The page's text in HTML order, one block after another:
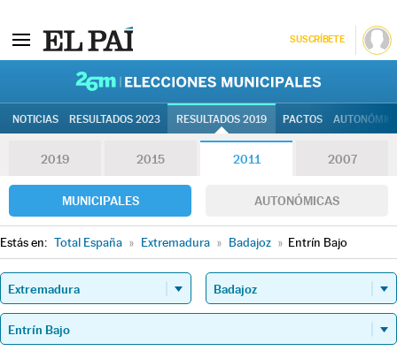
SUSCRÍBETE
NOTICIAS RESULTADOS 2023 RESULTADOS 2019 PACTOS
2019 2015 2011 2007
MUNICIPALES AUTONÓMICAS
Estás en: Total España » Extremadura » Badajoz » Entrín Bajo